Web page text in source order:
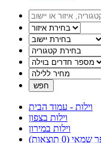
וילות - עמוד הבית
וילות בצפון
וילות במירון
(0 תוצאות)